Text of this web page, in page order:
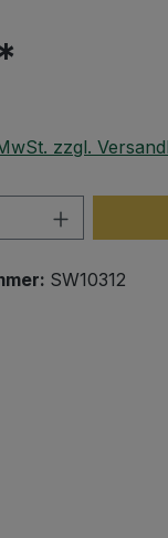
zzgl.
Anzahl:
SW10312